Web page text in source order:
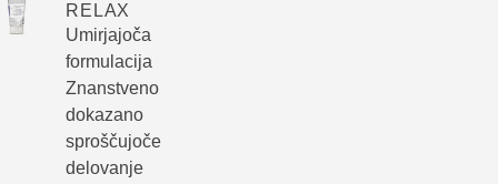
RELAX
Umirjajoča
formulacija
Znanstveno
dokazano
sproščujoče
delovanje